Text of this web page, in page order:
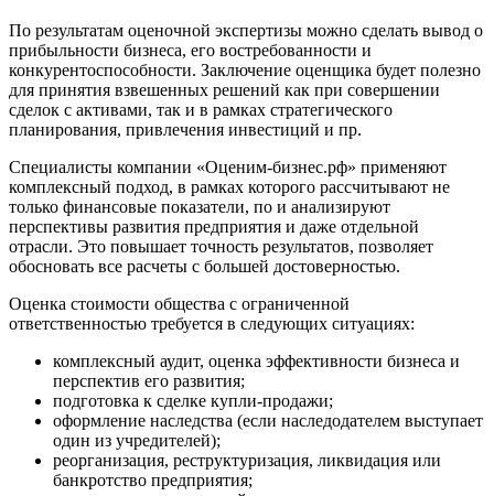
По результатам оценочной экспертизы можно сделать вывод о
прибыльности бизнеса, его востребованности и
конкурентоспособности. Заключение оценщика будет полезно
для принятия взвешенных решений как при совершении
сделок с активами, так и в рамках стратегического
планирования, привлечения инвестиций и пр.
Специалисты компании «Оценим-бизнес.рф» применяют
комплексный подход, в рамках которого рассчитывают не
только финансовые показатели, по и анализируют
перспективы развития предприятия и даже отдельной
отрасли. Это повышает точность результатов, позволяет
обосновать все расчеты с большей достоверностью.
Оценка стоимости общества с ограниченной
ответственностью требуется в следующих ситуациях:
комплексный аудит, оценка эффективности бизнеса и
перспектив его развития;
подготовка к сделке купли-продажи;
оформление наследства (если наследодателем выступает
один из учредителей);
реорганизация, реструктуризация, ликвидация или
банкротство предприятия;
Белореченск
Белоярский
Бердск
Березники
Бийск
Бирск
Бирюч
Благовещенск
Благодарный
Боготол
Большой Камень
Борисоглебск
Боровичи
Братск
Бронницы